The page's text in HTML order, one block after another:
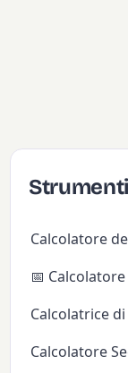
Calcolatore
📅
Calcolatrice
Calcolatore